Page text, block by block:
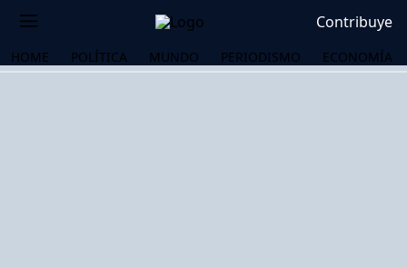
Contribuye
HOME POLÍTICA MUNDO PERIODISMO ECONOMÍA